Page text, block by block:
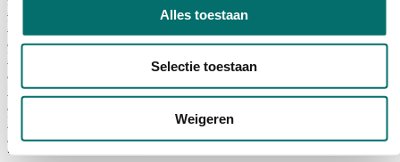
Alles toestaan
Selectie toestaan
Weigeren
NIEUWSBRIEF
Home
/
Producten & diensten
/
/
Nieuws
/
*